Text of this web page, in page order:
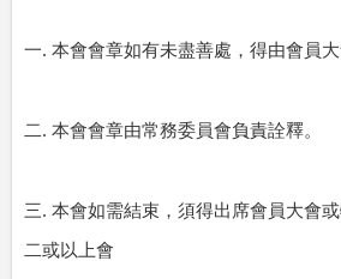
一. 本會會章如有未盡善處，得由會員大
二. 本會會章由常務委員會負責詮釋。
三. 本會如需結束，須得出席會員大會
二或以上會